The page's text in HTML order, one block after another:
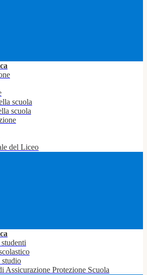
scuola
scuola
del Liceo
studio
Assicurazione Protezione Scuola